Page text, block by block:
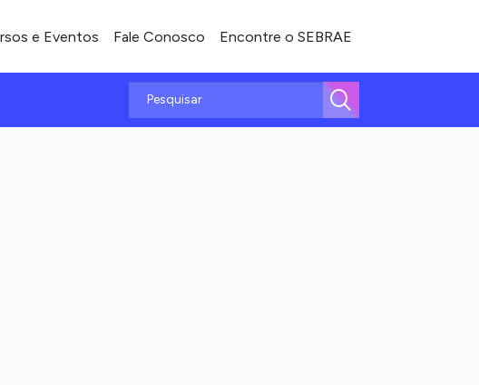
e Eventos Fale Conosco Encontre o SEBRAE